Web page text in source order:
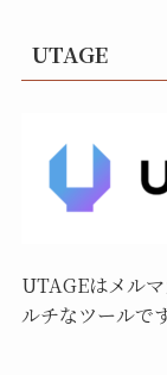
UTAGE
UTAGEはメル
ルチなツールです